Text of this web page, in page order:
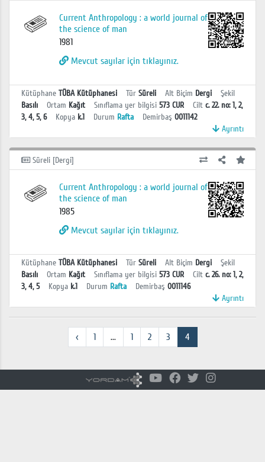
Current Anthropology : a world journal of
the science of man
1981
Mevcut sayılar için tıklayınız.
Kütüphane TÜBA Kütüphanesi Tür Süreli Alt Biçim Dergi
Şekil
Basılı
Ortam Kağıt Sınıflama yer bilgisi 573 CUR Cilt c. 22. no: 1, 2,
3, 4, 5, 6
Kopya k.1 Durum Rafta Demirbaş 0011142
Ayrıntı
Süreli [Dergi]
Current Anthropology : a world journal of
the science of man
1985
Mevcut sayılar için tıklayınız.
Kütüphane TÜBA Kütüphanesi Tür Süreli Alt Biçim Dergi
Şekil
Basılı
Ortam Kağıt Sınıflama yer bilgisi 573 CUR Cilt c. 26. no: 1, 2,
3, 4, 5
Kopya k.1 Durum Rafta Demirbaş 0011146
Ayrıntı
‹ 1 ... 1 2 3 4